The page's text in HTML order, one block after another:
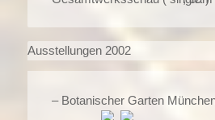
Ausstellungen 2002
– Botanischer Garten